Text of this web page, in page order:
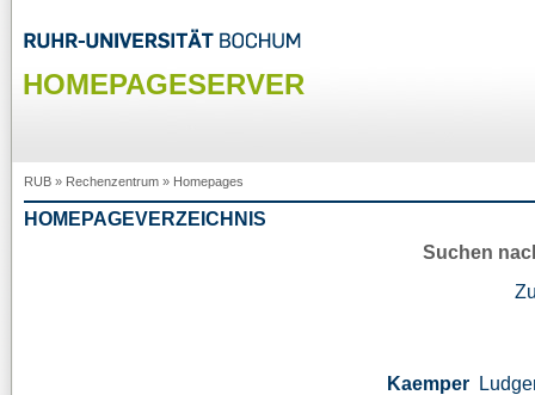
HOMEPAGESERVER
RUB » Rechenzentrum » Homepages
HOMEPAGEVERZEICHNIS
Suchen
Kaemper